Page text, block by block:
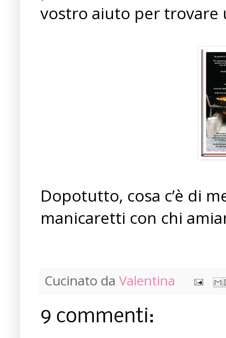
vostro aiuto per trovare
Dopotutto, cosa c’è di
manicaretti con chi
Cucinato da Valentina
9 commenti: